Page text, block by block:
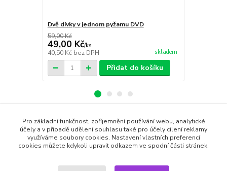
Dvě dívky v jednom pyžamu DVD
59,00 Kč
49,00 Kč/ks
40,50 Kč bez DPH skladem
Přidat do košíku
Zboží zařazeno v kategoriích
DVD filmy
Pro základní funkčnost, zpříjemnění používání webu, analytické
účely a v případě udělení souhlasu také pro účely cílení reklamy
využíváme soubory cookies. Nastavení vlastních preferencí
cookies můžete kdykoli upravit odkazem ve spodní části stránek.